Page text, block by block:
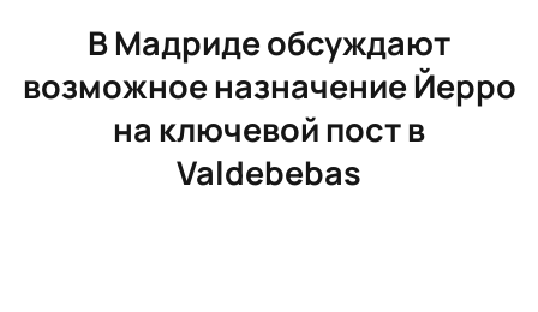
В Мадриде обсуждают
возможное назначение Йерро
на ключевой пост в
Valdebebas